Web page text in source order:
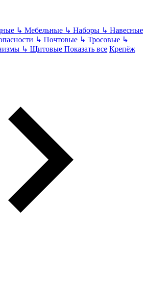
↳ Мебельные ↳ Наборы ↳ Навесные
↳ Почтовые ↳ Тросовые ↳
↳ Щитовые Показать все Крепёж